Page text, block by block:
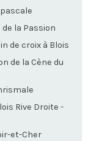
de la Passion
de croix à Blois
de la Cène du
Rive Droite -
et-Cher